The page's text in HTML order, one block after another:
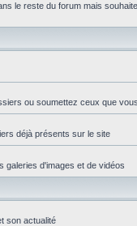
le reste du forum mais
ou soumettez ceux que
déjà présents sur le site
galeries d'images et de vidéos
son actualité